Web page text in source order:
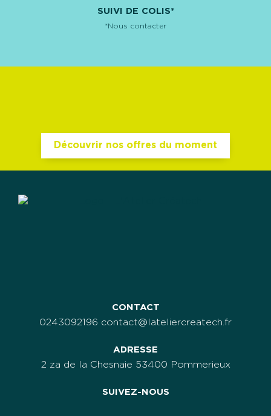
SUIVI DE COLIS*
*Nous contacter
Découvrir nos offres du moment
CONTACT
0243092196 contact@lateliercreatech.fr
ADRESSE
2 za de la Chesnaie 53400 Pommerieux
SUIVEZ-NOUS